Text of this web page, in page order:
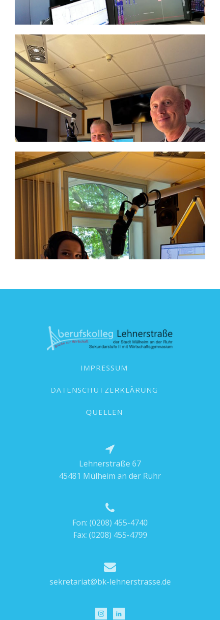
IMPRESSUM
DATENSCHUTZERKLÄRUNG
QUELLEN
Lehnerstraße 67
45481 Mülheim an der Ruhr
Fon: (0208) 455-4740
Fax: (0208) 455-4799
sekretariat@bk-lehnerstrasse.de